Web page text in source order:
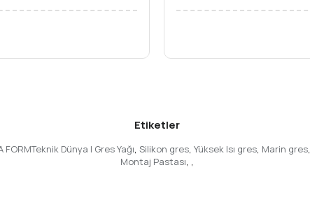
Etiketler
Dünya | Gres Yağı, Silikon gres, Yüksek Isı gres, Marin gres,
Montaj Pastası, ,